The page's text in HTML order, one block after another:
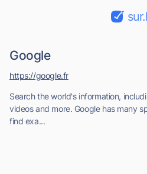
Google
Search the world's information,
videos and more. Google has many
find exa...
https://google.fr